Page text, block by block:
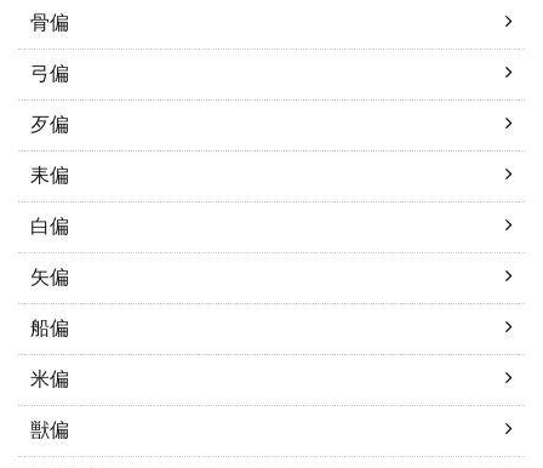
骨偏
弓偏
歹偏
耒偏
白偏
矢偏
船偏
米偏
獣偏